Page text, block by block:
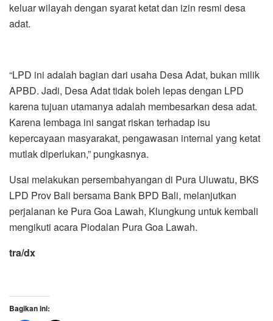
keluar wilayah dengan syarat ketat dan izin resmi desa
adat.
“LPD ini adalah bagian dari usaha Desa Adat, bukan milik
APBD. Jadi, Desa Adat tidak boleh lepas dengan LPD
karena tujuan utamanya adalah membesarkan desa adat.
Karena lembaga ini sangat riskan terhadap isu
kepercayaan masyarakat, pengawasan internal yang ketat
mutlak diperlukan,” pungkasnya.
Usai melakukan persembahyangan di Pura Uluwatu, BKS
LPD Prov Bali bersama Bank BPD Bali, melanjutkan
perjalanan ke Pura Goa Lawah, Klungkung untuk kembali
mengikuti acara Piodalan Pura Goa Lawah.
tra/dx
Bagikan ini: